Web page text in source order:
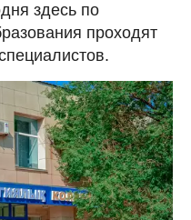
здесь по
проходят